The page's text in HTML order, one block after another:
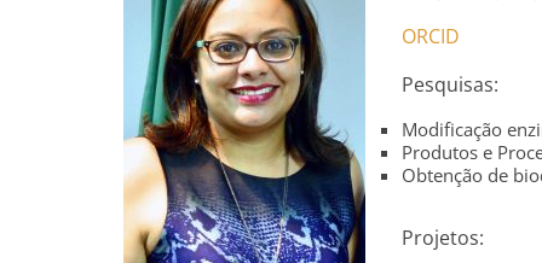
ORCID
Pesquisas:
Modificação
Produtos e
Obtenção de
Projetos: